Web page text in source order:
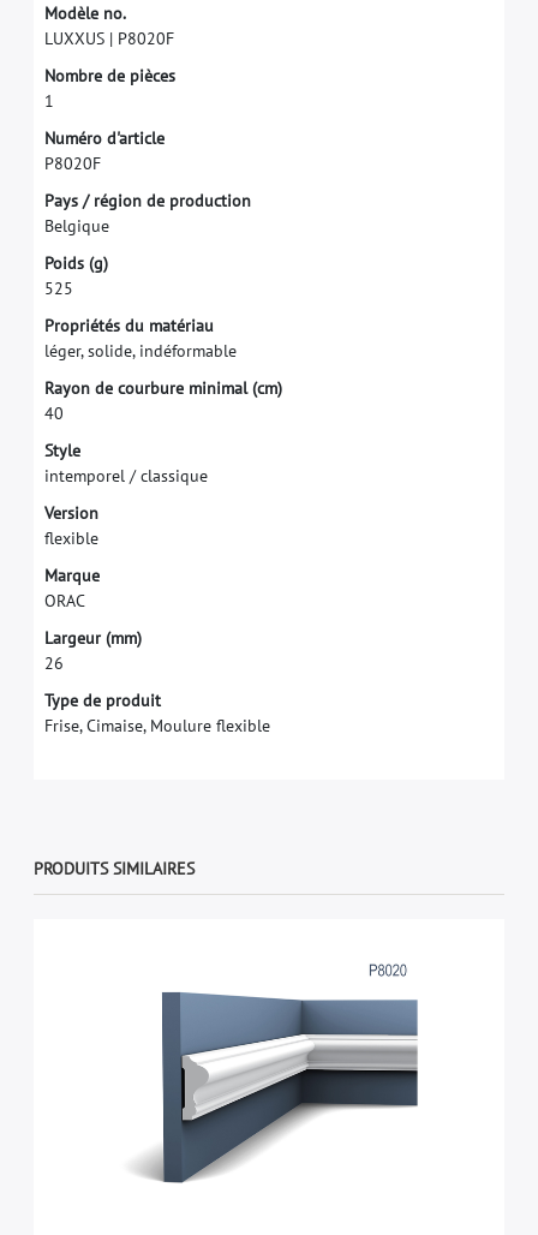
Modèle no.
LUXXUS | P8020F
Nombre de pièces
1
Numéro d'article
P8020F
Pays / région de production
Belgique
Poids (g)
525
Propriétés du matériau
léger, solide, indéformable
Rayon de courbure minimal (cm)
40
Style
intemporel / classique
Version
fexible
Marque
ORAC
Largeur (mm)
26
Type de produit
Frise, Cimaise, Moulure flexible
PRODUITS SIMILAIRES